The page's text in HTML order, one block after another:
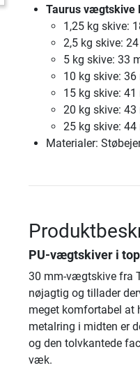
Taurus vægtskive
1,25 kg skive:
2,5 kg skive:
5 kg skive: 33
10 kg skive:
15 kg skive:
20 kg skive:
25 kg skive:
Materialer:
PU-vægtskiver i
30 mm-vægtskive fra
nøjagtig og tillader
meget komfortabel at
metalring i midten er
og den tolvkantede
væk.